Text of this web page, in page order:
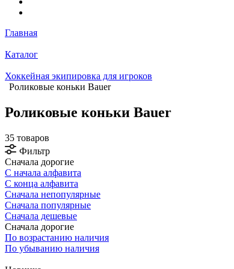
Главная
Каталог
Хоккейная экипировка для игроков
Роликовые коньки Bauer
Роликовые коньки Bauer
35 товаров
Фильтр
Сначала дорогие
С начала алфавита
С конца алфавита
Сначала непопулярные
Сначала популярные
Сначала дешевые
Сначала дорогие
По возрастанию наличия
По убыванию наличия